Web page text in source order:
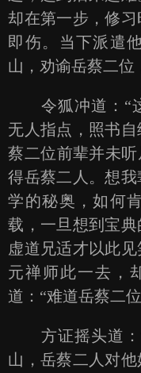
却在第一步，修
即伤。当下派遣
山，劝谕岳蔡二位
令狐冲道：“这
无人指点，照书
蔡二位前辈并未
得岳蔡二人。想
学的秘奥，如何
载，一旦想到宝
虚道兄适才以此
元禅师此一去，
道：“难道岳蔡二
方证摇头道：“
山，岳蔡二人对